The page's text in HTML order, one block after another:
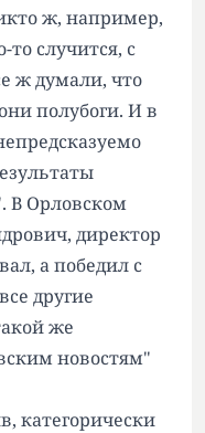
ж, например,
случится, с
ж думали, что
полубоги. И в
В Орловском
директор
а победил с
другие
же
новостям"
категорически